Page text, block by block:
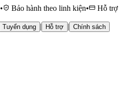
• Bảo hành theo linh kiện•
Hỗ trợ
Tuyển dụng | Hỗ trợ | Chính sách